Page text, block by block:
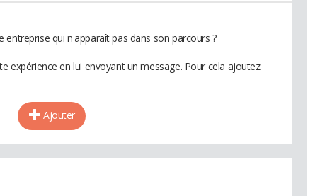
entreprise qui n'apparaît pas dans son parcours ?
expérience en lui envoyant un message. Pour cela ajoutez
Ajouter